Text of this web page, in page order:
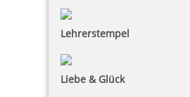
Lehrerstempel
Liebe & Glück